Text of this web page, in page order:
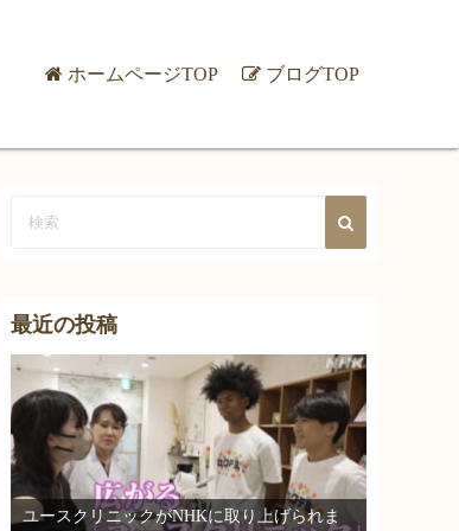
ホームページTOP ブログTOP
最近の投稿
ユースクリニックがNHKに取り上げられま